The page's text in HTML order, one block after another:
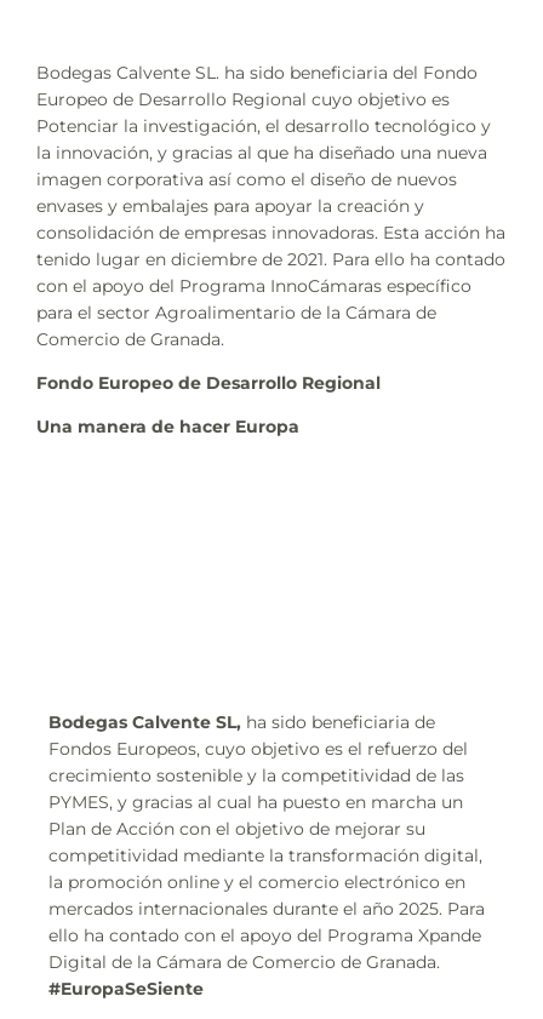
Bodegas Calvente SL. ha sido beneficiaria del Fondo
Europeo de Desarrollo Regional cuyo objetivo es
Potenciar la investigación, el desarrollo tecnológico y
la innovación, y gracias al que ha diseñado una nueva
imagen corporativa así como el diseño de nuevos
envases y embalajes para apoyar la creación y
consolidación de empresas innovadoras. Esta acción ha
tenido lugar en diciembre de 2021. Para ello ha contado
con el apoyo del Programa InnoCámaras específico
para el sector Agroalimentario de la Cámara de
Comercio de Granada.
Fondo Europeo de Desarrollo Regional
Una manera de hacer Europa
Bodegas Calvente SL,ha sido beneficiaria de
Fondos Europeos, cuyo objetivo es el refuerzo del
crecimiento sostenible y la competitividad de las
PYMES, y gracias al cual ha puesto en marcha un
Plan de Acción con el objetivo de mejorar su
competitividad mediante la transformación digital,
la promoción online y el comercio electrónico en
mercados internacionales durante el año 2025. Para
ello ha contado con el apoyo del Programa Xpande
Digital de la Cámara de Comercio de Granada.
#EuropaSeSiente